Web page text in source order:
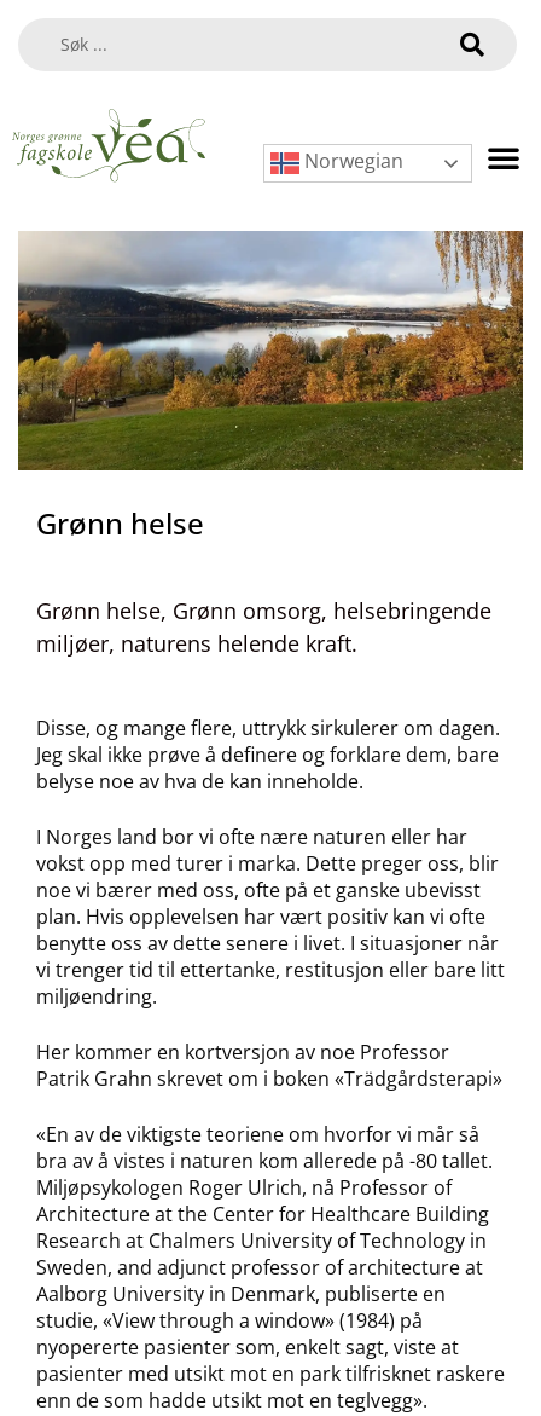
Norwegian
Grønn helse
Grønn helse, Grønn omsorg, helsebringende
miljøer, naturens helende kraft.
Disse, og mange flere, uttrykk sirkulerer om dagen.
Jeg skal ikke prøve å definere og forklare dem, bare
belyse noe av hva de kan inneholde.
I Norges land bor vi ofte nære naturen eller har
vokst opp med turer i marka. Dette preger oss, blir
noe vi bærer med oss, ofte på et ganske ubevisst
plan. Hvis opplevelsen har vært positiv kan vi ofte
benytte oss av dette senere i livet. I situasjoner når
vi trenger tid til ettertanke, restitusjon eller bare litt
miljøendring.
Her kommer en kortversjon av noe Professor
Patrik Grahn skrevet om i boken «Trädgårdsterapi»
«En av de viktigste teoriene om hvorfor vi mår så
bra av å vistes i naturen kom allerede på -80 tallet.
Miljøpsykologen Roger Ulrich, nå Professor of
Architecture at the Center for Healthcare Building
Research at Chalmers University of Technology in
Sweden, and adjunct professor of architecture at
Aalborg University in Denmark, publiserte en
studie, «View through a window» (1984) på
nyopererte pasienter som, enkelt sagt, viste at
pasienter med utsikt mot en park tilfrisknet raskere
enn de som hadde utsikt mot en teglvegg».